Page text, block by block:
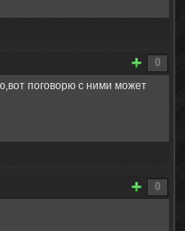
0
поговорю с ними может
0